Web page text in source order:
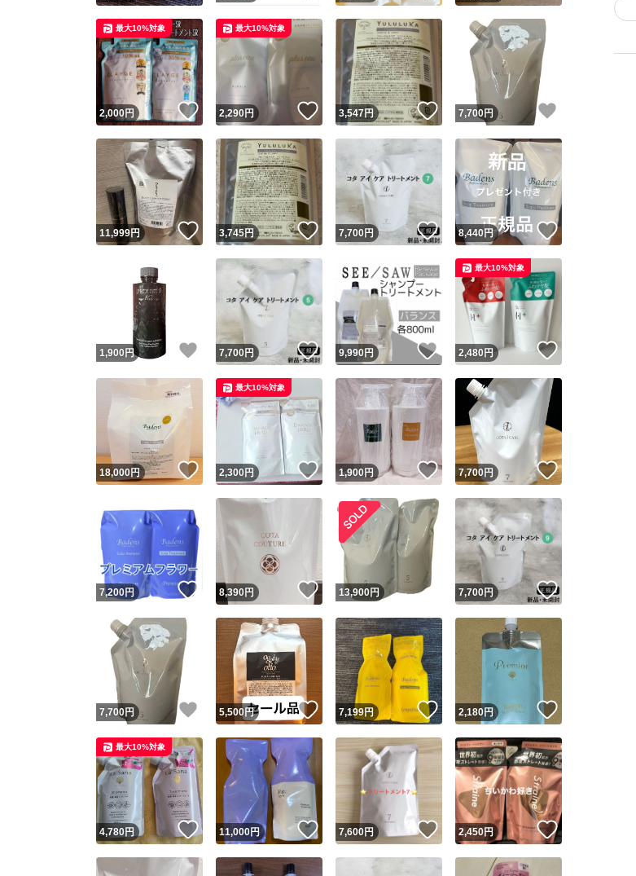
ユーザーの実績について
Yahoo!フリマが定めた一定の基準を満たしたユーザーにバッジ
安心取引出品者
安心取引出品者 Yahoo!フリマの基準をクリアした安心・
取引実績
取引実績◯+ このユーザーはYahoo!フリマの取引を完
他フリマ実績◯+ このユーザーは他フリマサービスでの取
スピード&安心発送
この商品の情報をコピーします
商品画像の無断転載は禁止されています
コピーは1商品につき1回です
出品ページへ
キャンセル
2,000円 いいね！
最大10%対象
2,290円 いいね！
最大10%対象
3,547円 いいね！
7,700円
11,999円 いいね！
3,745円 いいね！
7,700円 いいね！
8,440円 いいね！
1,900 円 いいね！
7,700円 いいね！
9,990円 いいね！
2,480円 いいね！
最大10%対象
18,000円 いいね！
2,300 円 いいね！
最大10%対象
1,900円 いいね！
7,700円 いいね！
7,200円 いいね！
8,390円 いいね！
13,900円 7,700円 いいね！
7,700円 いいね！
5,500 円 いいね！
7,199円 いいね！
2,180円
4,780円 いいね！
最大10%対象
11,000円 いいね！
7,600円 いいね！
2,450円 いいね！